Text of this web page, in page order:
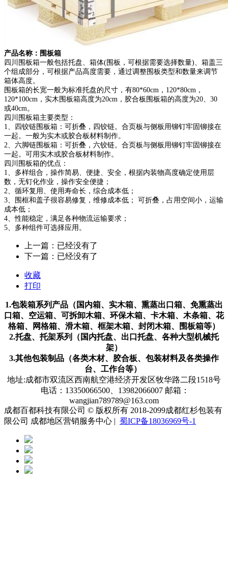
产品名称：围板箱
四川围板箱一般包括托盘、箱体(围板，可根据需要选择数量)、箱盖三
个组成部分，可根据产品高度需要，通过调整围板类型和数量来调节
箱体高度。
围板箱的长宽一般为标准托盘的尺寸，有80*60cm，120*80cm，
120*100cm，实木围板箱高度为20cm，胶合板围板箱的高度为20、30
或40cm。
四川围板箱主要类型：
1、四铰链围板箱：可折叠，四铰链。合页板与侧板用铆钉牢固铆接在
一起。一般为实木或胶合板材料制作。
2、六脚链围板箱：可折叠，六铰链。合页板与侧板用铆钉牢固铆接在
一起。可用实木或胶合板材料制作。
四川围板箱的优点：
1、多样组合，操作简易、便捷、安全，根据内装物高度确定使用层
数，无钉化作业，操作安全便捷；
2、循环复用、使用寿命长，综合成本低；
3、围框和盖子很容易修复，维修成本低； 可折叠，占用空间小，运输
成本低；
4、性能稳定，满足各种物流运输要求；
5、多种组件可选择应用。
上一篇：已经没有了
下一篇：已经没有了
收藏
打印
1.包装箱系列产品（国内箱、实木箱、熏蒸出口箱、免熏蒸出
口箱、空运箱、可拆卸木箱、环保木箱、卡木箱、木条箱、花
格箱、网格箱、滑木箱、框架木箱、封闭木箱、围板箱等）
2.托盘、托架系列（国内托盘、出口托盘、各种大型机械托
架）
3.其他包装制品（各类木材、胶合板、包装材料及各类操作
台、工作台等）
地址:成都市双流区西南航空港经济开发区牧华路二段1518号
电话：13350066500、13982066007 邮箱：
wangjian789789@163.com
成都百都科技有限公司 © 版权所有 2018-2099成都红杉包装有
限公司 成都地区营销服务中心 | 蜀ICP备18036969号-1